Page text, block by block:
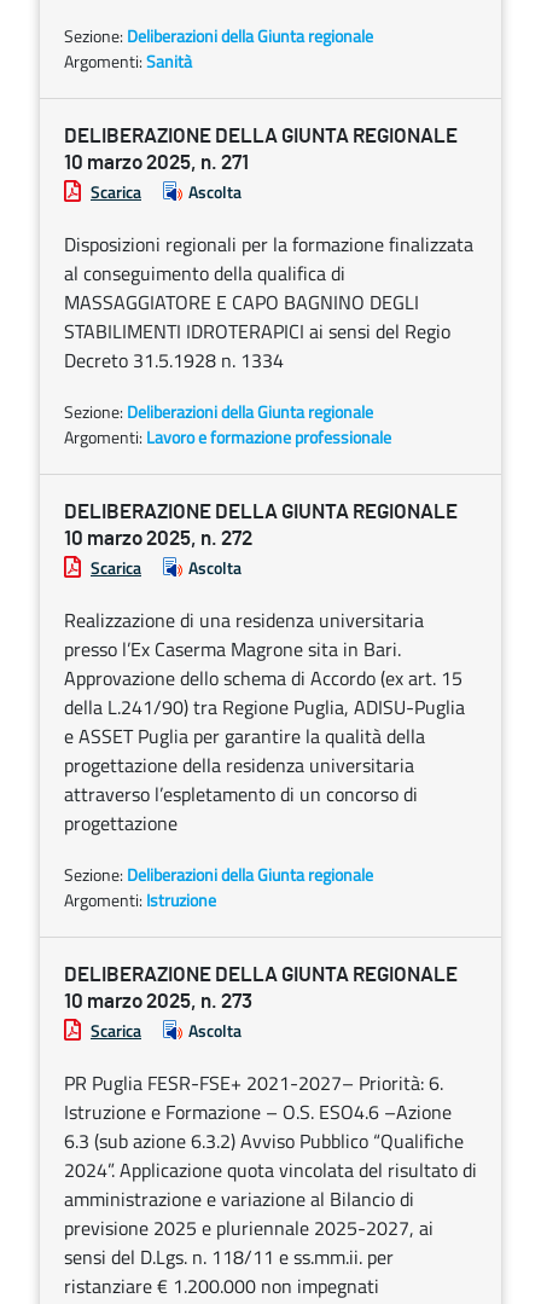
Sezione: Deliberazioni della Giunta regionale
Argomenti:Sanità
DELIBERAZIONE DELLA GIUNTA REGIONALE
10 marzo 2025, n. 271
Scarica Ascolta
Disposizioni regionali per la formazione finalizzata
al conseguimento della qualifica di
MASSAGGIATORE E CAPO BAGNINO DEGLI
STABILIMENTI IDROTERAPICI ai sensi del Regio
Decreto 31.5.1928 n. 1334
Sezione: Deliberazioni della Giunta regionale
Argomenti: Lavoro e formazione professionale
DELIBERAZIONE DELLA GIUNTA REGIONALE
10 marzo 2025, n. 272
Scarica Ascolta
Realizzazione di una residenza universitaria
presso l’Ex Caserma Magrone sita in Bari.
Approvazione dello schema di Accordo (ex art. 15
della L.241/90) tra Regione Puglia, ADISU-Puglia
e ASSET Puglia per garantire la qualità della
progettazione della residenza universitaria
attraverso l’espletamento di un concorso di
progettazione
Sezione: Deliberazioni della Giunta regionale
Argomenti: Istruzione
DELIBERAZIONE DELLA GIUNTA REGIONALE
10 marzo 2025, n. 273
Scarica Ascolta
PR Puglia FESR-FSE+ 2021-2027– Priorità: 6.
Istruzione e Formazione – O.S. ESO4.6 –Azione
6.3 (sub azione 6.3.2) Avviso Pubblico “Qualifiche
2024”. Applicazione quota vincolata del risultato di
amministrazione e variazione al Bilancio di
previsione 2025 e pluriennale 2025-2027, ai
sensi del D.Lgs. n. 118/11 e ss.mm.ii. per
ristanziare € 1.200.000 non impegnati